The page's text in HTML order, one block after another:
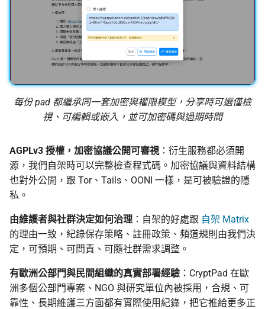
每份 pad 都繼承同一套加密與權限模型，分享時可選僅檢
視、可編輯或嵌入，並可加密碼與過期時間
AGPLv3 授權，加密協議公開可審視 ：衍生服務都必須開
源，我們自架時可以完整檢查程式碼。加密協議與資料結構
也對外公開，跟 Tor、Tails、OONI 一樣，是可被驗證的隱
私。
由維護者與社群決定如何治理 ：自架的好處跟 自架 Matrix
的理由一致，紀錄保存策略、註冊政策、頻道規則由我們決
定，可預期、可問責、可隨社群需求調整。
有歐洲公部門與民間組織的真實部署經驗 ：CryptPad 在歐
洲多個公部門專案、NGO 與研究單位內被採用，合規、可
靠性、長期維護三方面都有實際使用紀錄，把它推給更多正